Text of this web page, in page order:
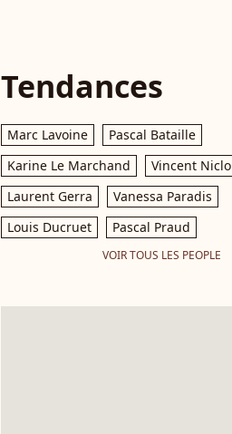
Tendances
Marc Lavoine
Pascal Bataille
Karine Le Marchand
Vincent Niclo
Laurent Gerra
Vanessa Paradis
Louis Ducruet
Pascal Praud
VOIR TOUS LES PEOPLE